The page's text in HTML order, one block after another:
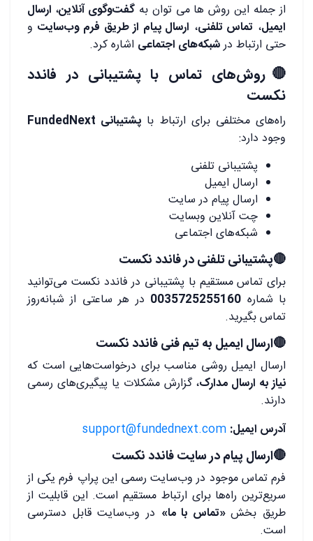
از جمله این روش ها می توان بهگفت‌وگوی آنلاین، ارسال
ایمیل، تماس تلفنی، ارسال پیام از طریق فرم وب‌سایت و
حتی ارتباط درشبکه‌های اجتماعی اشاره کرد.
🔴روش‌های تماس با پشتیبانی در فاندد
نکست
راه‌های مختلفی برای ارتباط با پشتیبانی FundedNext
وجود دارد:
پشتیبانی تلفنی
ارسال ایمیل
ارسال پیام در سایت
چت آنلاین وبسایت
شبکه‌های اجتماعی
🔴پشتیبانی تلفنی در فاندد نکست
برای تماس مستقیم با پشتیبانی در فاندد نکست می‌توانید
با شماره 0035725255160 در هر ساعتی از شبانه‌روز
تماس بگیرید.
🔴ارسال ایمیل به تیم فنی فاندد نکست
ارسال ایمیل روشی مناسب برای درخواست‌هایی است که
نیاز به ارسال مدارک، گزارش مشکلات یا پیگیری‌های رسمی
دارند.
آدرس ایمیل:
support@fundednext.com
🔴ارسال پیام در سایت فاندد نکست
فرم تماس موجود در وب‌سایت رسمی این پراپ فرم یکی از
سریع‌ترین راه‌ها برای ارتباط مستقیم است. این قابلیت از
طریق بخش«تماس با ما» در وب‌سایت قابل دسترسی
است.